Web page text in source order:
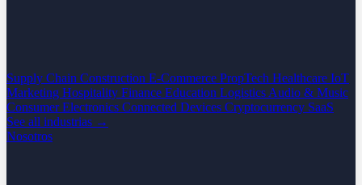
Supply Chain Construction E-Commerce PropTech Healthcare IoT
Marketing Hospitality Finance Education Logistics Audio & Music
Consumer Electronics Connected Devices Cryptocurrency SaaS
See all industrias →
Nosotros